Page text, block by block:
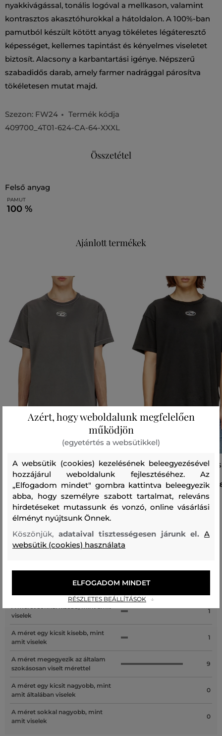
nyakkivágással, tonális logóval a mellkason, valamint
kontrasztos akasztóhurokkal a hátoldalon. A 100%-ban
pamutból készült kötött anyag tökéletes légáteresztő
képességet, kellemes tapintást és kényelmes viseletet
biztosít. Alacsony a karbantartási igénye. Népszerű
szabadidős darab, amely farmer nadrággal párosítva
tökéletesen mutat majd.
Szezon: FW24
Termék kódja
409700_4T01-624-CA-64-XXXL
Összetétel
felső anyag
PAMUT
100 %
Ajánlott termékek
PÓLÓ DIESEL T-NORM-IOD T-SHIRT
38 990 Ft
Elérhető méretek:
M, L, XL, XXL
PÓLÓ DIESEL T-NORM-IOD T-
Elérhető méretek:
XXS, XS, S M L +3 további
ÜGYFELEINKNEK ÁLTAL ÉRTÉKELT MÉRETEK
viselek
1
A méret egy kicsit kisebb, mint
amit viselek
1
A méret megegyezik az általam
szokásosan viselt mérettel
9
A méret egy kicsit nagyobb, mint
amit általában viselek
0
A méret sokkal nagyobb, mint
amit viselek
0
Azért, hogy weboldalunk megfelelően
működjön
(egyetértés a websütikkel)
A websütik (cookies) kezelésének beleegyezésével
hozzájárul weboldalunk fejlesztéséhez. Az
„Elfogadom mindet" gombra kattintva beleegyezik
abba, hogy személyre szabott tartalmat, releváns
hirdetéseket mutassunk és vonzó, online vásárlási
élményt nyújtsunk Önnek.
Köszönjük, adataival tisztességesen járunk el.A
websütik (cookies) használata
RÉSZLETES BEÁLLÍTÁSOK
ELFOGADOM MINDET